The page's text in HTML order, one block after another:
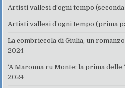
Artisti vallesi d’ogni tempo
Artisti vallesi d’ogni tempo (prima
La combriccola di Giulia, un
2024
‘A Maronna ru Monte: la prima delle
2024